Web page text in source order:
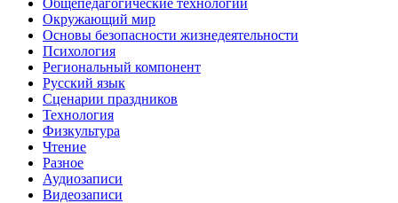
Окружающий мир
Основы безопасности жизнедеятельности
Психология
Региональный компонент
Русский язык
Сценарии праздников
Технология
Физкультура
Чтение
Разное
Аудиозаписи
Видеозаписи